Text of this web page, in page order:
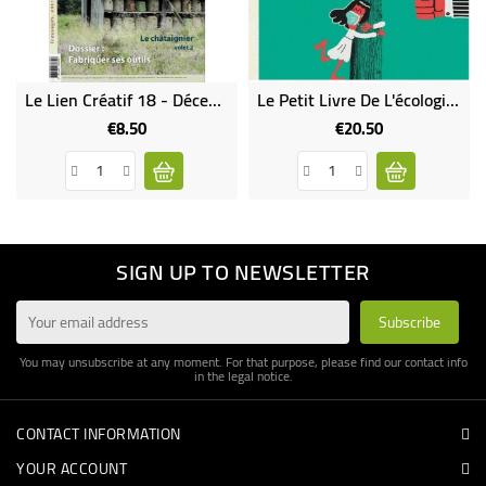
Le Lien Créatif 18 - Décembre 2016
€8.50Price
Le Petit Livre De L'écologie (BD)
€20.50Price
SIGN UP TO NEWSLETTER
You may unsubscribe at any moment. For that purpose, please find our contact info
in the legal notice.
CONTACT INFORMATION
YOUR ACCOUNT